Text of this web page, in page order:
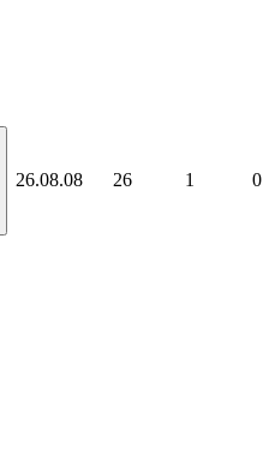
26.08.08 26 1 0